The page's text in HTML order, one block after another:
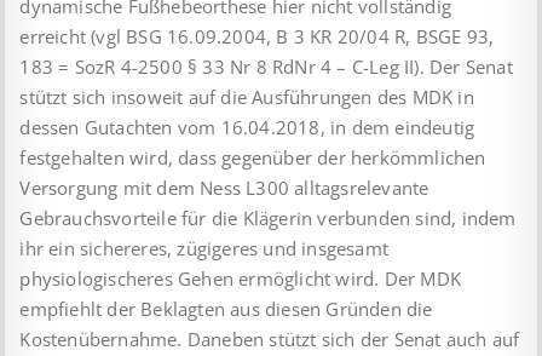
dynamische Fußhebeorthese hier nicht vollständig
erreicht (vgl BSG 16.09.2004, B 3 KR 20/04 R, BSGE 93,
183 = SozR 4-2500 § 33 Nr 8 RdNr 4 – C-Leg II). Der Senat
stützt sich insoweit auf die Ausführungen des MDK in
dessen Gutachten vom 16.04.2018, in dem eindeutig
festgehalten wird, dass gegenüber der herkömmlichen
Versorgung mit dem Ness L300 alltagsrelevante
Gebrauchsvorteile für die Klägerin verbunden sind, indem
ihr ein sichereres, zügigeres und insgesamt
physiologischeres Gehen ermöglicht wird. Der MDK
empfiehlt der Beklagten aus diesen Gründen die
Kostenübernahme. Daneben stützt sich der Senat auch auf